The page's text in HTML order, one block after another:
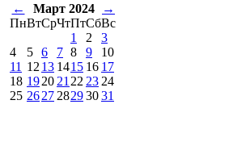
← Март 2024
→
ПнВтСрЧтПтСбВс
1
2
3
4
5 6 7 8 9
10
11 12 13 1415 16 17
18 1920 21 22 23 24
25 2627 28293031